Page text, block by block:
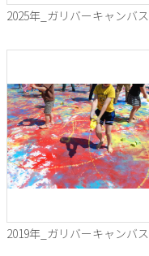
2025年_ガリバーキャンバス
2019年_ガリバーキャンバス